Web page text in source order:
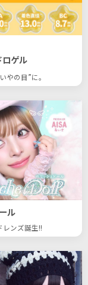
ロゲル
やの目”に。
ル
ンズ誕生!!